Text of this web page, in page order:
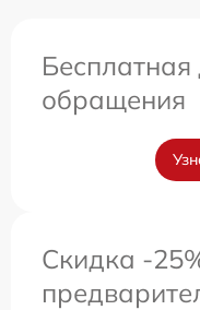
Бесплатная
обращения
Скидка -